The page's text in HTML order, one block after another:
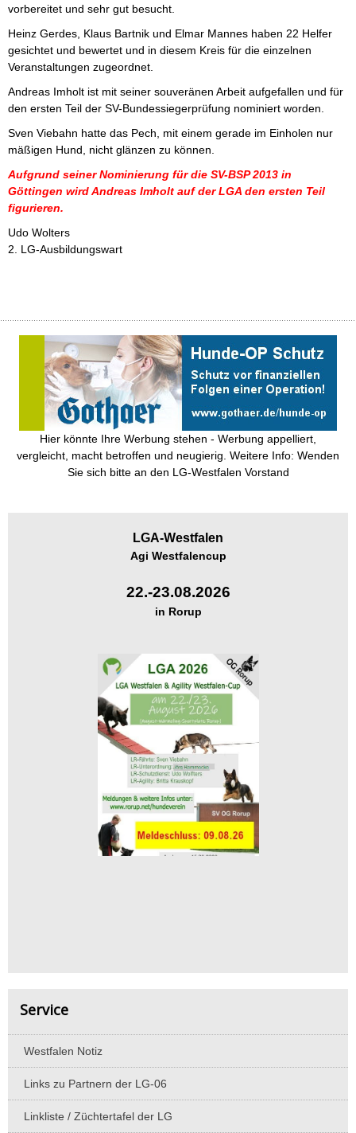
vorbereitet und sehr gut besucht.
Heinz Gerdes, Klaus Bartnik und Elmar Mannes haben 22 Helfer
gesichtet und bewertet und in diesem Kreis für die einzelnen
Veranstaltungen zugeordnet.
Andreas Imholt ist mit seiner souveränen Arbeit aufgefallen und für
den ersten Teil der SV-Bundessiegerprüfung nominiert worden.
Sven Viebahn hatte das Pech, mit einem gerade im Einholen nur
mäßigen Hund, nicht glänzen zu können.
Aufgrund seiner Nominierung für die SV-BSP 2013 in
Göttingen wird Andreas Imholt auf der LGA den ersten Teil
figurieren.
Udo Wolters
2. LG-Ausbildungswart
Hier könnte Ihre Werbung stehen - Werbung appelliert,
vergleicht, macht betroffen und neugierig. Weitere Info: Wenden
Sie sich bitte an den LG-Westfalen Vorstand
LGA-Westfalen
Agi Westfalencup
22.-23.08.2026
in Rorup
Service
Westfalen Notiz
Links zu Partnern der LG-06
Linkliste / Züchtertafel der LG